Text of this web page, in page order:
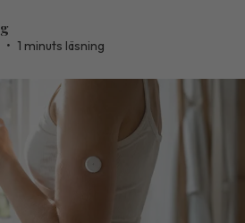
• 1 minuts läsning